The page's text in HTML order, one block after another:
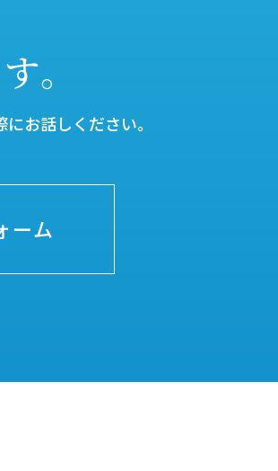
。
お話しください。
ーム